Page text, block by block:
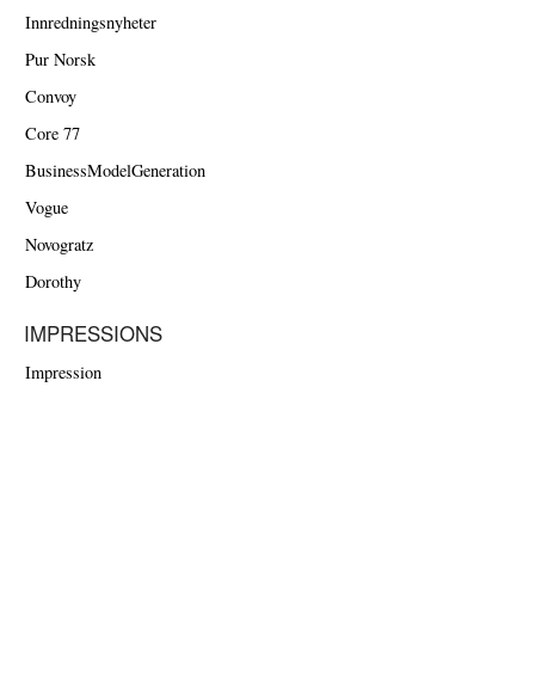
Innredningsnyheter
Pur Norsk
Convoy
Core 77
BusinessModelGeneration
Vogue
Novogratz
Dorothy
IMPRESSIONS
Impression